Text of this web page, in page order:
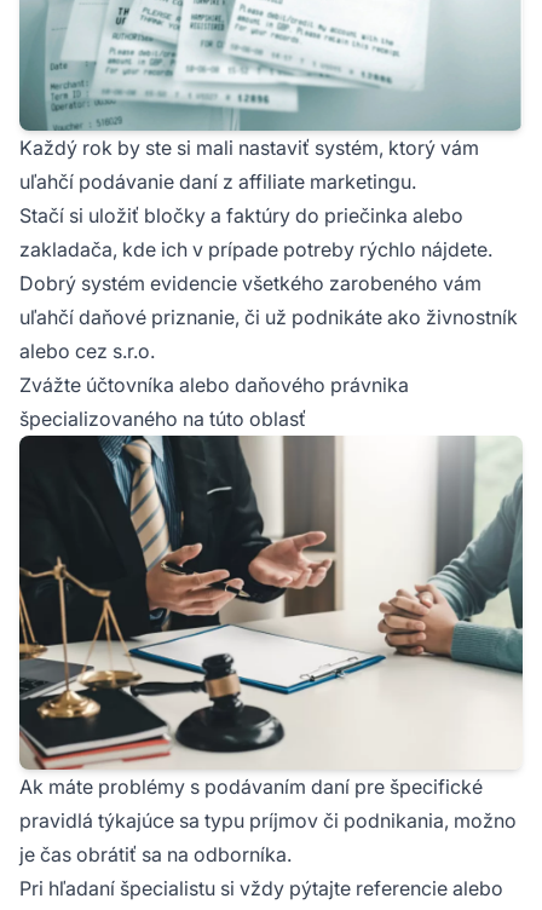
Každý rok by ste si mali nastaviť systém, ktorý vám
uľahčí podávanie daní z affiliate marketingu.
Stačí si uložiť bločky a faktúry do priečinka alebo
zakladača, kde ich v prípade potreby rýchlo nájdete.
Dobrý systém evidencie všetkého zarobeného vám
uľahčí daňové priznanie, či už podnikáte ako živnostník
alebo cez s.r.o.
Zvážte účtovníka alebo daňového právnika
špecializovaného na túto oblasť
Ak máte problémy s podávaním daní pre špecifické
pravidlá týkajúce sa typu príjmov či podnikania, možno
je čas obrátiť sa na odborníka.
Pri hľadaní špecialistu si vždy pýtajte referencie alebo